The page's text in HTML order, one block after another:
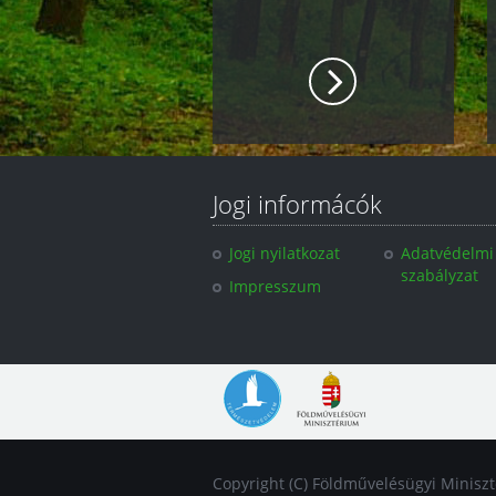
Jogi informácók
Jogi nyilatkozat
Adatvédelmi
szabályzat
Impresszum
Copyright (C) Földművelésügyi